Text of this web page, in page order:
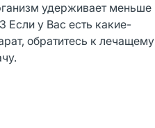
удерживает меньше
Если у Вас есть какие-
обратитесь к лечащему